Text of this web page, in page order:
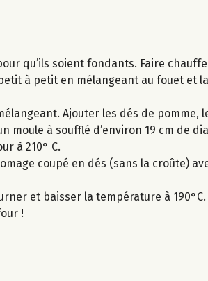
qu’ils soient fondants. Faire
à petit en mélangeant au fouet et
Ajouter les dés de pomme,
à soufflé d’environ 19 cm de
à 210° C.
coupé en dés (sans la croûte)
et baisser la température à 190°C.
!